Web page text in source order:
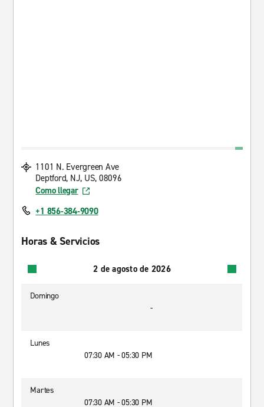
1101 N. Evergreen Ave
Deptford, NJ, US, 08096
Como llegar
+1 856-384-9090
Horas & Servicios
2 de agosto de 2026
Domingo
-
Lunes
07:30 AM - 05:30 PM
Martes
07:30 AM - 05:30 PM